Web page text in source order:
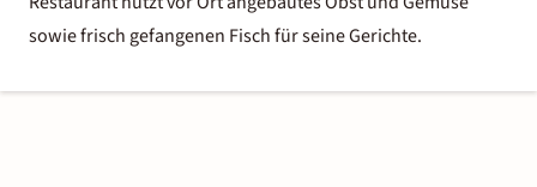
sowie frisch gefangenen Fisch für seine Gerichte.